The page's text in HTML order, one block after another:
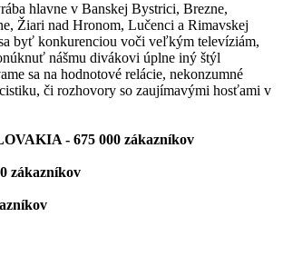
hlavne v Banskej Bystrici, Brezne,
Žiari nad Hronom, Lučenci a Rimavskej
byť konkurenciou voči veľkým televíziám,
nášmu divákovi úplne iný štýl
sa na hodnotové relácie, nekonzumné
či rozhovory so zaujímavými hosťami v
- 675 000 zákazníkov
zákazníkov